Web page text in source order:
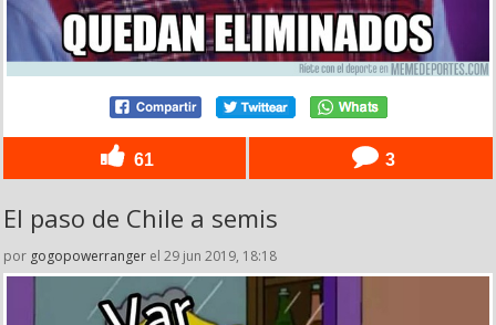
61 3
El paso de Chile a semis
por gogopowerranger el 29 jun 2019, 18:18